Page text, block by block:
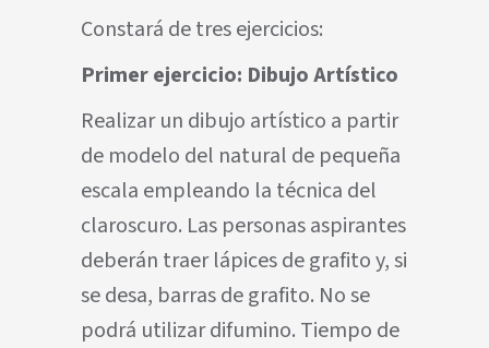
Constará de tres ejercicios:
Primer ejercicio: Dibujo Artístico
Realizar un dibujo artístico a partir
de modelo del natural de pequeña
escala empleando la técnica del
claroscuro. Las personas aspirantes
deberán traer lápices de grafito y, si
se desa, barras de grafito. No se
podrá utilizar difumino. Tiempo de